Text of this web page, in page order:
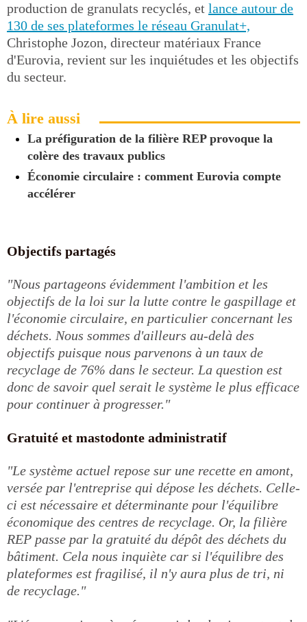
production de granulats recyclés, et lance autour de
130 de ses plateformes le réseau Granulat+,
Christophe Jozon, directeur matériaux France
d'Eurovia, revient sur les inquiétudes et les objectifs
du secteur.
À lire aussi
La préfiguration de la filière REP provoque la
colère des travaux publics
Économie circulaire : comment Eurovia compte
accélérer
Objectifs partagés
"Nous partageons évidemment l'ambition et les
objectifs de la loi sur la lutte contre le gaspillage et
l'économie circulaire, en particulier concernant les
déchets. Nous sommes d'ailleurs au-delà des
objectifs puisque nous parvenons à un taux de
recyclage de 76% dans le secteur. La question est
donc de savoir quel serait le système le plus efficace
pour continuer à progresser."
Gratuité et mastodonte administratif
"Le système actuel repose sur une recette en amont,
versée par l'entreprise qui dépose les déchets. Celle-
ci est nécessaire et déterminante pour l'équilibre
économique des centres de recyclage. Or, la filière
REP passe par la gratuité du dépôt des déchets du
bâtiment. Cela nous inquiète car si l'équilibre des
plateformes est fragilisé, il n'y aura plus de tri, ni
de recyclage."